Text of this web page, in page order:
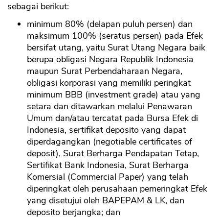
sebagai berikut:
minimum 80% (delapan puluh persen) dan
maksimum 100% (seratus persen) pada Efek
bersifat utang, yaitu Surat Utang Negara baik
berupa obligasi Negara Republik Indonesia
maupun Surat Perbendaharaan Negara,
obligasi korporasi yang memiliki peringkat
minimum BBB (investment grade) atau yang
setara dan ditawarkan melalui Penawaran
Umum dan/atau tercatat pada Bursa Efek di
Indonesia, sertifikat deposito yang dapat
diperdagangkan (negotiable certificates of
deposit), Surat Berharga Pendapatan Tetap,
Sertifikat Bank Indonesia, Surat Berharga
Komersial (Commercial Paper) yang telah
diperingkat oleh perusahaan pemeringkat Efek
yang disetujui oleh BAPEPAM & LK, dan
deposito berjangka; dan